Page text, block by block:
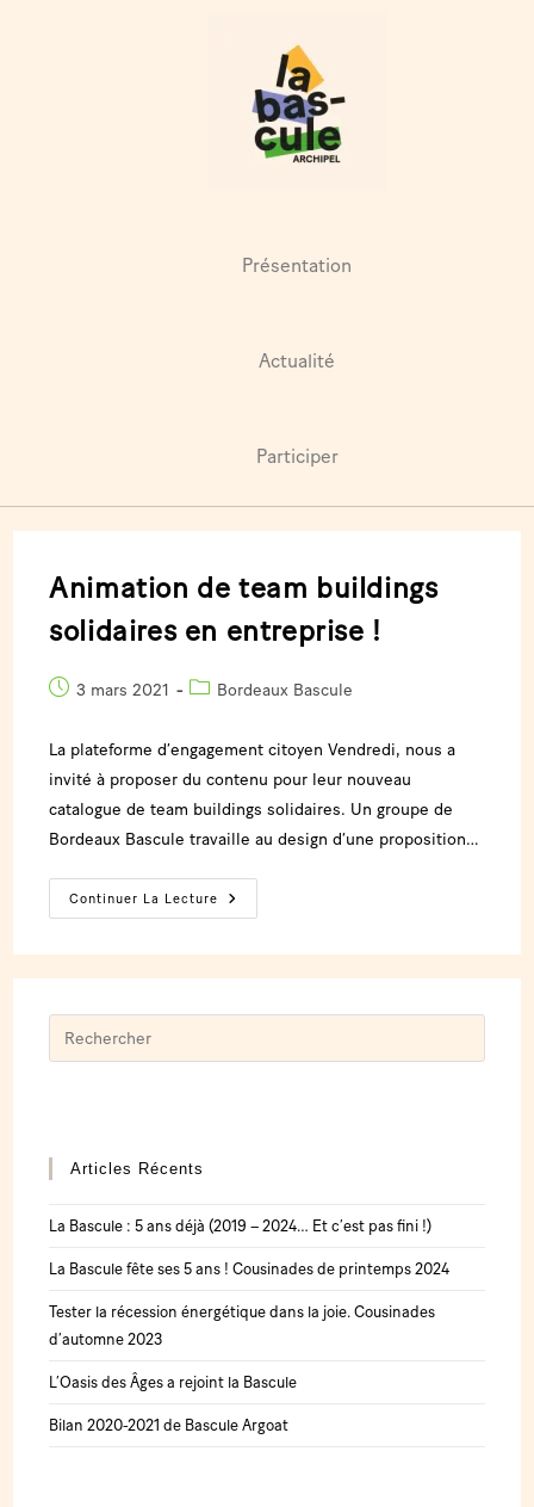
Présentation
Actualité
Participer
Animation de team buildings
solidaires en entreprise !
3 mars 2021 Bordeaux Bascule
La plateforme d’engagement citoyen Vendredi, nous a
invité à proposer du contenu pour leur nouveau
catalogue de team buildings solidaires. Un groupe de
Bordeaux Bascule travaille au design d’une proposition…
Continuer La Lecture
Articles Récents
La Bascule : 5 ans déjà (2019 – 2024… Et c’est pas fini !)
La Bascule fête ses 5 ans ! Cousinades de printemps 2024
Tester la récession énergétique dans la joie. Cousinades
d’automne 2023
L’Oasis des Âges a rejoint la Bascule
Bilan 2020-2021 de Bascule Argoat